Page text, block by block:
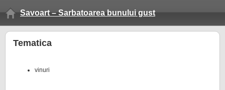
Savoart – Sarbatoarea bunului gust
Tematica
vinuri